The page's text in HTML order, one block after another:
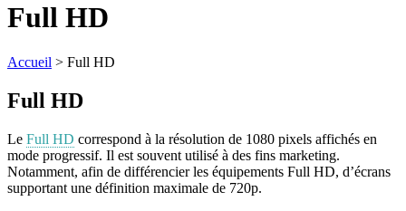
Full HD
Accueil > Full HD
Full HD
Le Full HD correspond à la résolution de 1080 pixels affichés en
mode progressif. Il est souvent utilisé à des fins marketing.
Notamment, afin de différencier les équipements Full HD, d’écrans
supportant une définition maximale de 720p.